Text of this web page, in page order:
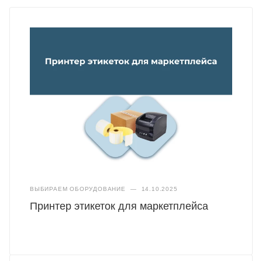
ВЫБИРАЕМ ОБОРУДОВАНИЕ — 14.10.2025
Принтер этикеток для маркетплейса